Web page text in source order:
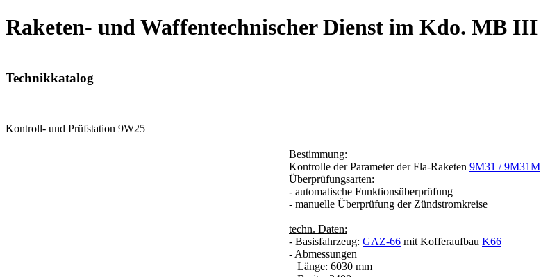
Raketen- und Waffentechnischer Dienst im Kdo. MB III
Technikkatalog
Kontroll- und Prüfstation 9W25
Bestimmung:
Kontrolle der Parameter der Fla-Raketen 9M31 / 9M31M
Überprüfungsarten:
- automatische Funktionsüberprüfung
- manuelle Überprüfung der Zündstromkreise
techn. Daten:
- Basisfahrzeug: GAZ-66 mit Kofferaufbau K66
- Abmessungen
Länge: 6030 mm